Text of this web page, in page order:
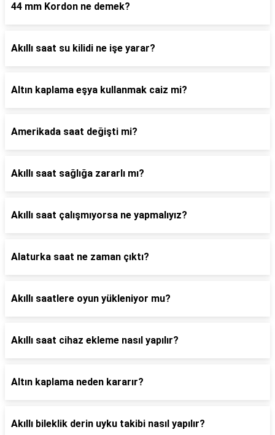
44 mm Kordon ne demek?
Akıllı saat su kilidi ne işe yarar?
Altın kaplama eşya kullanmak caiz mi?
Amerikada saat değişti mi?
Akıllı saat sağlığa zararlı mı?
Akıllı saat çalışmıyorsa ne yapmalıyız?
Alaturka saat ne zaman çıktı?
Akıllı saatlere oyun yükleniyor mu?
Akıllı saat cihaz ekleme nasıl yapılır?
Altın kaplama neden kararır?
Akıllı bileklik derin uyku takibi nasıl yapılır?